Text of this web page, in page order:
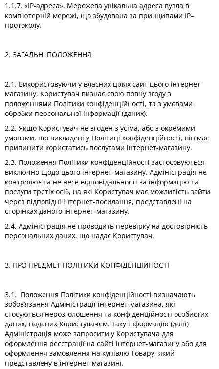
1.1.7. «IP-адреса». Мережева унікальна адреса вузла в
комп’ютерній мережі, що збудована за принципами IP–
протоколу.
2. ЗАГАЛЬНІ ПОЛОЖЕННЯ
2.1. Використовуючи у власних цілях сайт цього інтернет-
магазину, Користувач визнає свою повну згоду з
положеннями Політики конфіденційності, та з умовами
обробки персональної інформації (даних).
2.2. Якщо Користувач не згоден з усіма, або з окремими
умовами, що викладені у Політиці конфіденційності, він має
припинити користатись послугами інтернет-магазину.
2.3. Положення Політики конфіденційності застосовуються
виключно щодо цього інтернет-магазину. Адміністрація не
контролює та не несе відповідальності за інформацію та
послуги третіх осіб, на які Користувач має можливість зайти
через відповідні інтернет-посилання, представлені на
сторінках даного інтернет-магазину.
2.4. Адміністрація не проводить перевірку на достовірність
персональних даних, що надає Користувач.
3. ПРО ПРЕДМЕТ ПОЛІТИКИ КОНФІДЕНЦІЙНОСТІ
3.1. Положення Політики конфіденційності визначають
зобов’язання Адміністрації інтернет-магазина, які
стосуються нерозголошення та конфіденційності особистих
даних, наданих Користувачем. Таку інформацію (дані)
Адміністрація може запросити у Користувача для
оформлення реєстрації на сайті інтернет-магазину або для
оформлення замовлення на купівлю Товару, який
представлену в інтернет-магазині.